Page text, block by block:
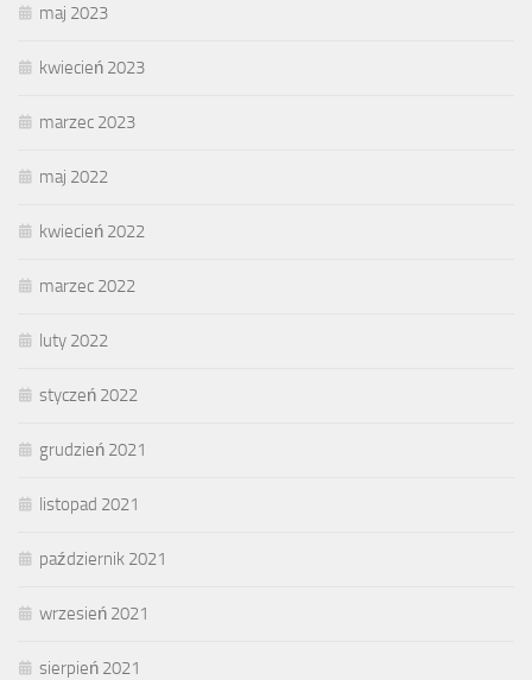
maj 2023
kwiecień 2023
marzec 2023
maj 2022
kwiecień 2022
marzec 2022
luty 2022
styczeń 2022
grudzień 2021
listopad 2021
październik 2021
wrzesień 2021
sierpień 2021